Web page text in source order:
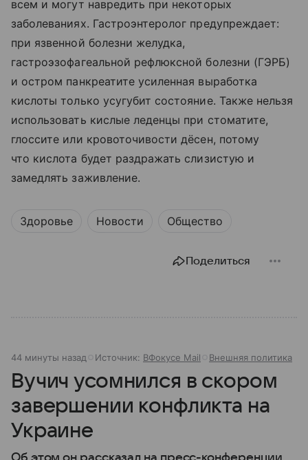
всем и могут навредить при некоторых
заболеваниях. Гастроэнтеролог предупреждает:
при язвенной болезни желудка,
гастроэзофагеальной рефлюксной болезни (ГЭРБ)
и остром панкреатите усиленная выработка
кислоты только усугубит состояние. Также нельзя
использовать кислые леденцы при стоматите,
глоссите или кровоточивости дёсен, потому
что кислота будет раздражать слизистую и
замедлять заживление.
Здоровье Новости Общество
Поделиться
44 минуты назад Источник: ВФокусе Mail Внешняя политика
Вучич усомнился в скором
завершении конфликта на
Украине